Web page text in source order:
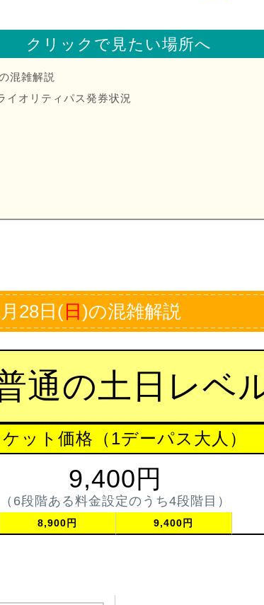
クリックで見たい場所へ
混雑解説
イオリティパス発券状況
28日(日)の混雑解説
通の土日レベ
ット価格（1デーパス大人）
9,400円
（6段階ある料金設定のうち4段階目）
8,900円 9,400円